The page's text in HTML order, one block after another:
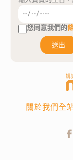
您同意我們的
送出
關於我們全